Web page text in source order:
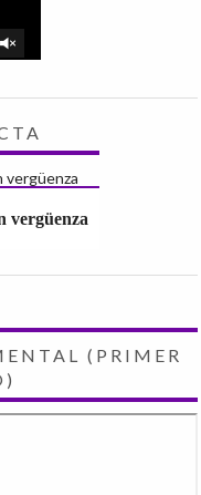
vergüenza
(PRIMER